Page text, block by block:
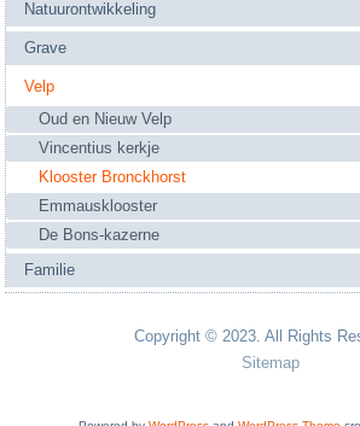
Natuurontwikkeling
Grave
Velp
Oud en Nieuw Velp
Vincentius kerkje
Klooster Bronckhorst
Emmausklooster
De Bons-kazerne
Familie
Copyright © 2023. All Rights
Sitemap